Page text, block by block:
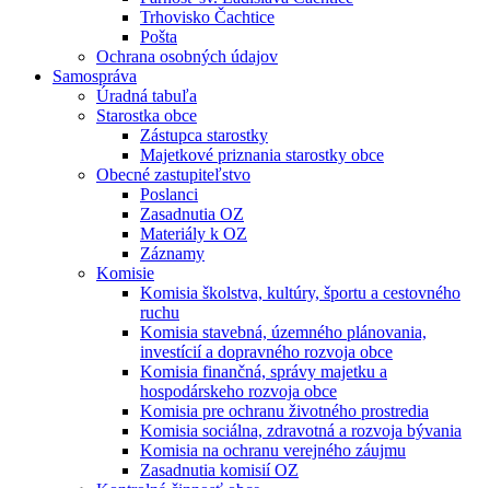
Trhovisko Čachtice
Pošta
Ochrana osobných údajov
Samospráva
Úradná tabuľa
Starostka obce
Zástupca starostky
Majetkové priznania starostky obce
Obecné zastupiteľstvo
Poslanci
Zasadnutia OZ
Materiály k OZ
Záznamy
Komisie
Komisia školstva, kultúry, športu a cestovného
ruchu
Komisia stavebná, územného plánovania,
investícií a dopravného rozvoja obce
Komisia finančná, správy majetku a
hospodárskeho rozvoja obce
Komisia pre ochranu životného prostredia
Komisia sociálna, zdravotná a rozvoja bývania
Komisia na ochranu verejného záujmu
Zasadnutia komisií OZ